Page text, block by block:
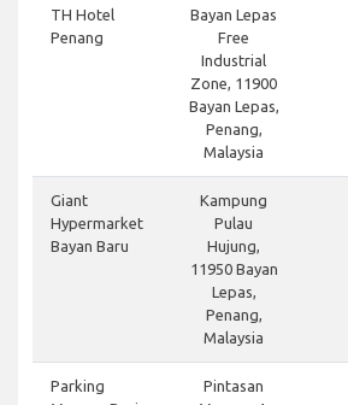
TH Hotel
Penang
Bayan Lepas
Free
Industrial
Zone, 11900
Bayan Lepas,
Penang,
Malaysia
Giant
Hypermarket
Bayan Baru
Kampung
Pulau
Hujung,
11950 Bayan
Lepas,
Penang,
Malaysia
Parking
Pintasan